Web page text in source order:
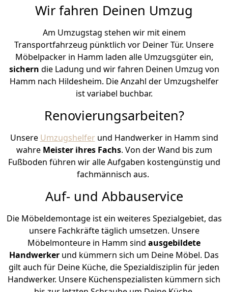
Wir fahren Deinen Umzug
Am Umzugstag stehen wir mit einem
Transportfahrzeug pünktlich vor Deiner Tür. Unsere
Möbelpacker in Hamm laden alle Umzugsgüter ein,
sichern die Ladung und wir fahren Deinen Umzug von
Hamm nach Hildesheim. Die Anzahl der Umzugshelfer
ist variabel buchbar.
Renovierungsarbeiten?
Unsere Umzugshelferund Handwerker in Hamm sind
wahre Meister ihres Fachs. Von der Wand bis zum
Fußboden führen wir alle Aufgaben kostengünstig und
fachmännisch aus.
Auf- und Abbauservice
Die Möbeldemontage ist ein weiteres Spezialgebiet, das
unsere Fachkräfte täglich umsetzen. Unsere
Möbelmonteure in Hamm sind ausgebildete
Handwerker und kümmern sich um Deine Möbel. Das
gilt auch für Deine Küche, die Spezialdisziplin für jeden
Handwerker. Unsere Küchenspezialisten kümmern sich